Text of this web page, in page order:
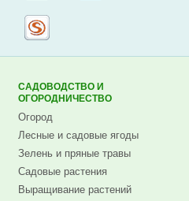
САДОВОДСТВО И
ОГОРОДНИЧЕСТВО
Огород
Лесные и садовые ягоды
Зелень и пряные травы
Садовые растения
Выращивание растений